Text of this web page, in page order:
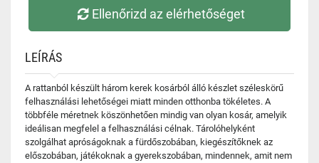
Ellenőrizd az elérhetőséget
LEÍRÁS
A rattanból készült három kerek kosárból álló készlet széleskörű
felhasználási lehetőségei miatt minden otthonba tökéletes. A
többféle méretnek köszönhetően mindig van olyan kosár, amelyik
ideálisan megfelel a felhasználási célnak. Tárolóhelyként
szolgálhat apróságoknak a fürdőszobában, kiegészítőknek az
előszobában, játékoknak a gyerekszobában, mindennek, amit nem